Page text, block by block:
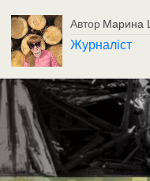
Автор Марина
Журналіст